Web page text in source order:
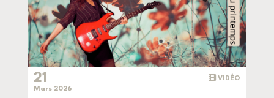
VIDÉO
21
Mars 2026